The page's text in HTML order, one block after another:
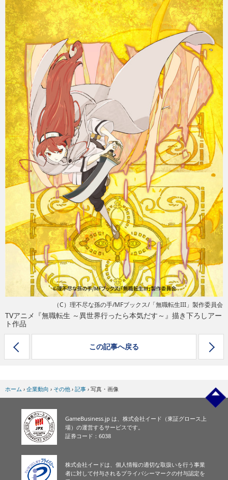
イベント/セミナー
eスポーツ
（C）理不尽な孫の手/MFブックス/「無職転生III」製作委員会
TVアニメ『無職転生 ～異世界行ったら本気だす～』描き下ろしアー
ト作品
この記事へ戻る
ホーム › 企業動向 › その他 › 記事 › 写真・画像
GameBusiness.jp は、株式会社イード（東証グロース上
場）の運営するサービスです。
証券コード：6038
株式会社イードは、個人情報の適切な取扱いを行う事業
者に対して付与されるプライバシーマークの付与認定を